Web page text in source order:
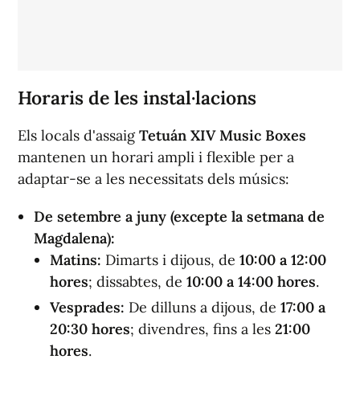
Horaris de les instal·lacions
Els locals d'assaigTetuán XIV Music Boxes
mantenen un horari ampli i flexible per a
adaptar-se a les necessitats dels músics:
De setembre a juny (excepte la setmana de
Magdalena):
Matins: Dimarts i dijous, de 10:00 a 12:00
hores; dissabtes, de 10:00 a 14:00 hores.
Vesprades: De dilluns a dijous, de 17:00 a
20:30 hores; divendres, fins a les 21:00
hores.